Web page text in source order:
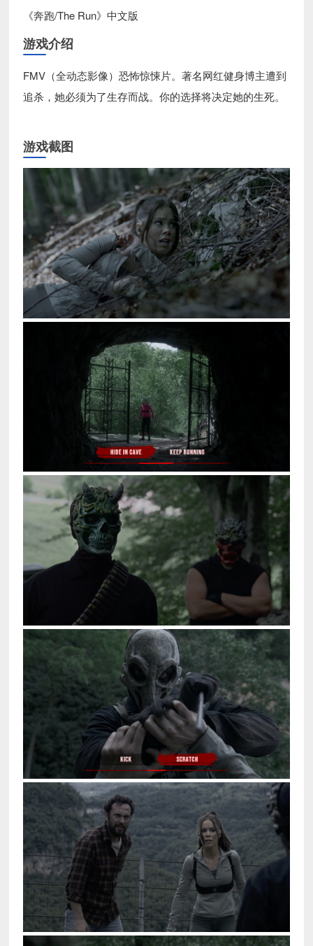
《奔跑/The Run》中文版
游戏介绍
FMV（全动态影像）恐怖惊悚片。著名网红健身博主遭到
追杀，她必须为了生存而战。你的选择将决定她的生死。
游戏截图